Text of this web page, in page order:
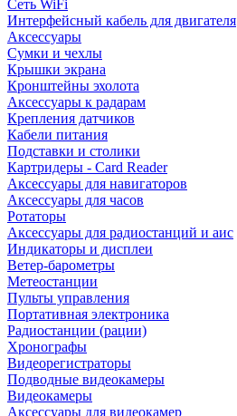
Сеть WiFi
Интерфейсный кабель для двигателя
Аксессуары
Сумки и чехлы
Крышки экрана
Кронштейны эхолота
Аксессуары к радарам
Крепления датчиков
Кабели питания
Подставки и столики
Картридеры - Card Reader
Аксессуары для навигаторов
Аксессуары для часов
Ротаторы
Аксессуары для радиостанций и аис
Индикаторы и дисплеи
Ветер-барометры
Метеостанции
Пульты управления
Портативная электроника
Радиостанции (рации)
Хронографы
Видеорегистраторы
Подводные видеокамеры
Видеокамеры
Аксессуары для видеокамер